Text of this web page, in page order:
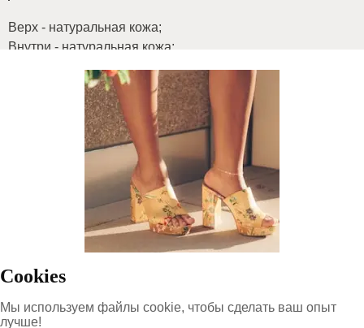
Cookies
Мы используем файлы cookie, чтобы сделать ваш опыт
лучше!
Верх - натуральная кожа;
Внутри - натуральная кожа;
Высота подошвы - 2,5 см;
Для стопы средней ширины;
3PngFTaOYVvZkvxE7UCn
€
Размер Выберите размер